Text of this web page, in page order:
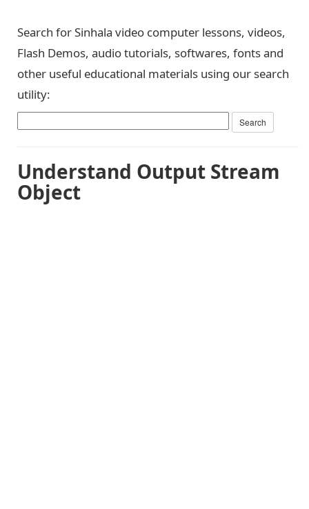
Search for Sinhala video computer lessons, videos,
Flash Demos, audio tutorials, softwares, fonts and
other useful educational materials using our search
utility:
Understand Output Stream
Object